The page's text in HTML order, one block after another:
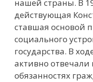
нашей страны. В
действующая
ставшая основой
социального
государства. В
активно
обязанностях